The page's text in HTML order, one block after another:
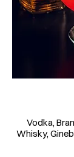
Vodka,
Whisky,